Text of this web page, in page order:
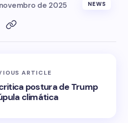
de 2025 NEWS
ARTICLE
postura de Trump
climática